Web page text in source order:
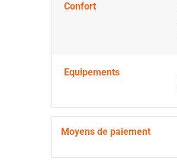
Confort
Equipements
Moyens de paiement